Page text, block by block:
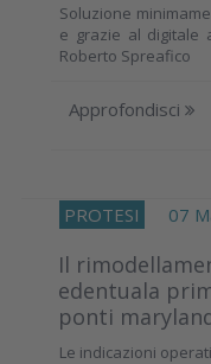
Soluzione
e grazie al digitale
Roberto Spreafico
Approfondisci
PROTESI 07
Il
edentuala
ponti
Le indicazioni